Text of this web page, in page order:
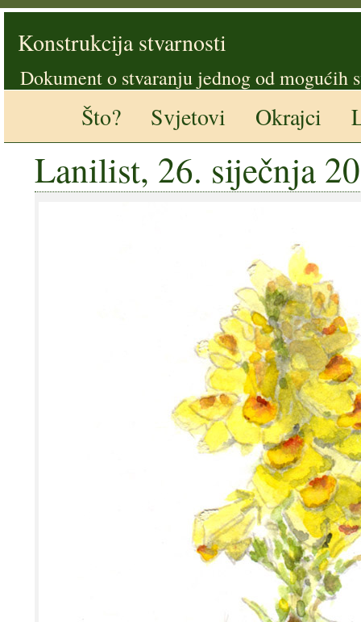
Konstrukcija stvarnosti
Dokument o stvaranju jednog od mogućih
Što? Svjetovi Okrajci
Lanilist, 26. siječnja